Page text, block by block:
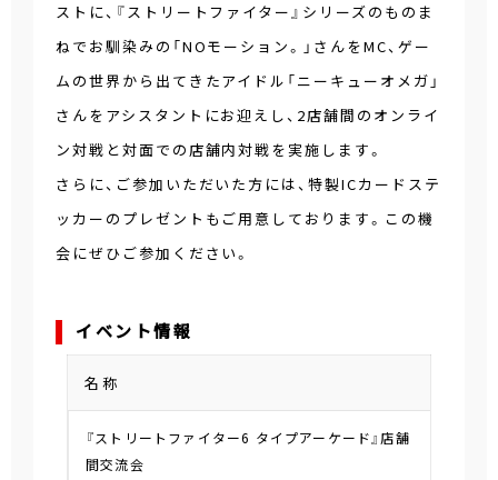
ストに、『ストリートファイター』シリーズのものま
ねでお馴染みの「NOモーション。」さんをMC、ゲー
ムの世界から出てきたアイドル「ニーキューオメガ」
さんをアシスタントにお迎えし、2店舗間のオンライ
ン対戦と対面での店舗内対戦を実施します。
さらに、ご参加いただいた方には、特製ICカードステ
ッカーのプレゼントもご用意しております。この機
会にぜひご参加ください。
イベント情報
名称
『ストリートファイター6 タイプアーケード』店舗
間交流会